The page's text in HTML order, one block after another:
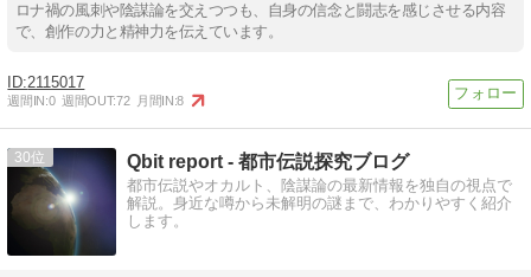
ロナ禍の風刺や陰謀論を交えつつも、自身の信念と闘志を感じさせる内容
で、創作の力と精神力を伝えています。
2115017
週間IN:0 週間OUT:72 月間IN:8
30 Qbit report - 都市伝説探究ブログ
都市伝説やオカルト、陰謀論の最新情報を独自の視点で
解説。身近な噂から未解明の謎まで、わかりやすく紹介
します。